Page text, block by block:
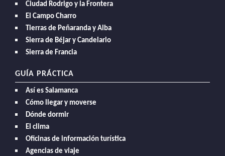
Ciudad Rodrigo y la Frontera
El Campo Charro
Tierras de Peñaranda y Alba
Sierra de Béjar y Candelario
Sierra de Francia
GUÍA PRÁCTICA
Así es Salamanca
Cómo llegar y moverse
Dónde dormir
El clima
Oficinas de información turística
Agencias de viaje